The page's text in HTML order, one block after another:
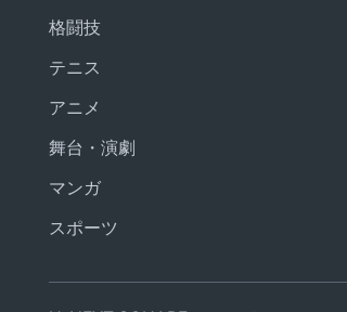
格闘技
テニス
アニメ
舞台・演劇
マンガ
スポーツ